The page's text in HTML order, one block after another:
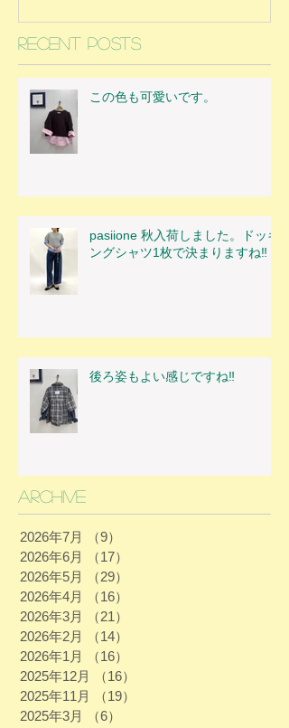
Recent Posts
この色も可愛いです。
pasiione 秋入荷しました。ドッキ
ングシャツ1枚で決まりますね‼
後ろ姿もよい感じですね‼
Archive
2026年7月 （9）
2026年6月
（17）
2026年5月
（29）
2026年4月
（16）
2026年3月
（21）
2026年2月
（14）
2026年1月
（16）
2025年12月
（16）
2025年11月
（19）
2025年3月
（6）